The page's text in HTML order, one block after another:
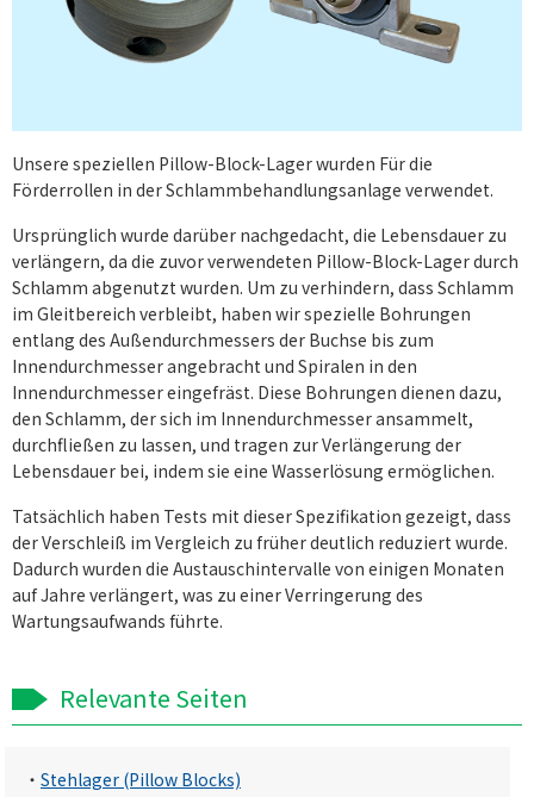
Unsere speziellen Pillow-Block-Lager wurden Für die
Förderrollen in der Schlammbehandlungsanlage verwendet.
Ursprünglich wurde darüber nachgedacht, die Lebensdauer zu
verlängern, da die zuvor verwendeten Pillow-Block-Lager durch
Schlamm abgenutzt wurden. Um zu verhindern, dass Schlamm
im Gleitbereich verbleibt, haben wir spezielle Bohrungen
entlang des Außendurchmessers der Buchse bis zum
Innendurchmesser angebracht und Spiralen in den
Innendurchmesser eingefräst. Diese Bohrungen dienen dazu,
den Schlamm, der sich im Innendurchmesser ansammelt,
durchfließen zu lassen, und tragen zur Verlängerung der
Lebensdauer bei, indem sie eine Wasserlösung ermöglichen.
Tatsächlich haben Tests mit dieser Spezifikation gezeigt, dass
der Verschleiß im Vergleich zu früher deutlich reduziert wurde.
Dadurch wurden die Austauschintervalle von einigen Monaten
auf Jahre verlängert, was zu einer Verringerung des
Wartungsaufwands führte.
Relevante Seiten
・ Stehlager (Pillow Blocks)